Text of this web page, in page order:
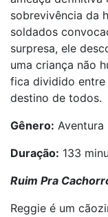
sobrevivência da
soldados
surpresa, ele
uma criança não
fica dividido entre
destino de todos.
Gênero: Aventura
Duração: 133
Ruim Pra
Reggie é um